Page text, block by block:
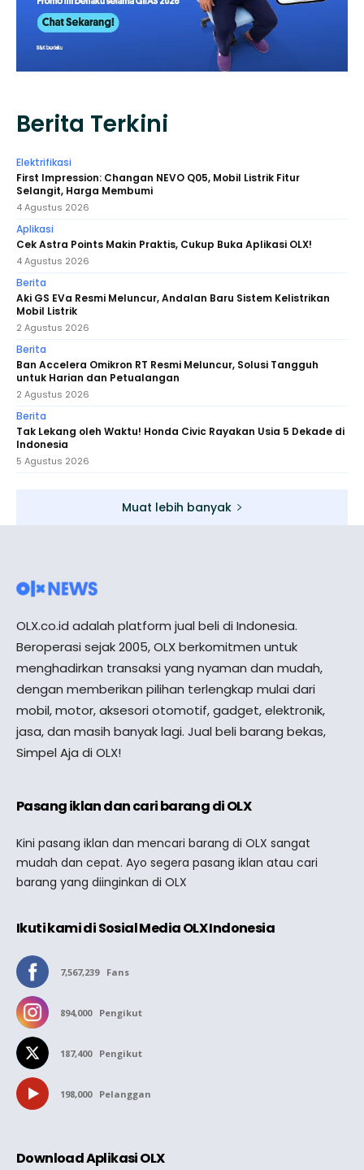
Berita Terkini
Elektrifikasi
First Impression: Changan NEVO Q05, Mobil Listrik Fitur
Selangit, Harga Membumi
4 Agustus 2026
Aplikasi
Cek Astra Points Makin Praktis, Cukup Buka Aplikasi OLX!
4 Agustus 2026
Berita
Aki GS EVa Resmi Meluncur, Andalan Baru Sistem Kelistrikan
Mobil Listrik
2 Agustus 2026
Berita
​Ban Accelera Omikron RT Resmi Meluncur, Solusi Tangguh
untuk Harian dan Petualangan
2 Agustus 2026
Berita
Tak Lekang oleh Waktu! Honda Civic Rayakan Usia 5 Dekade di
Indonesia
5 Agustus 2026
Muat lebih banyak
OLX.co.id adalah platform jual beli di Indonesia.
Beroperasi sejak 2005, OLX berkomitmen untuk
menghadirkan transaksi yang nyaman dan mudah,
dengan memberikan pilihan terlengkap mulai dari
mobil, motor, aksesori otomotif, gadget, elektronik,
jasa, dan masih banyak lagi. Jual beli barang bekas,
Simpel Aja di OLX!
Pasang iklan dan cari barang di OLX
Kini pasang iklan dan mencari barang di OLX sangat
mudah dan cepat. Ayo segera pasang iklan atau cari
barang yang diinginkan di OLX
Ikuti kami di Sosial Media OLX Indonesia
7,567,239 Fans
894,000 Pengikut
187,400 Pengikut
198,000 Pelanggan
Download Aplikasi OLX